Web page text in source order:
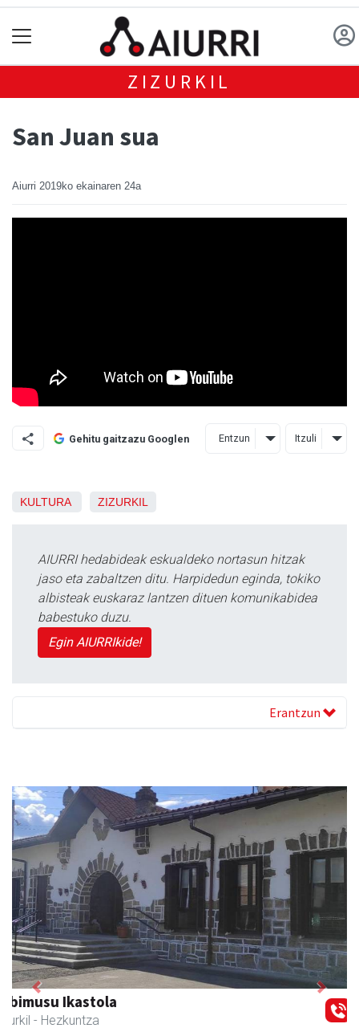
ZIZURKIL
San Juan sua
Aiurri 2019ko ekainaren 24a
Gehitu gaitzazu Googlen Entzun Itzuli
KULTURA ZIZURKIL
AIURRI hedabideak eskualdeko nortasun hitzak
jaso eta zabaltzen ditu. Harpidedun eginda, tokiko
albisteak euskaraz lantzen dituen komunikabidea
babestuko duzu.
Egin AIURRIkide!
Erantzun
Previous Next